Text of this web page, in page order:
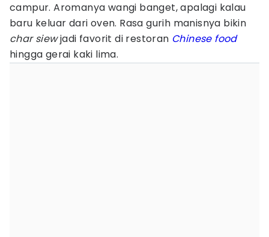
campur. Aromanya wangi banget, apalagi kalau
baru keluar dari oven. Rasa gurih manisnya bikin
char siewjadi favorit di restoran Chinese food
hingga gerai kaki lima.